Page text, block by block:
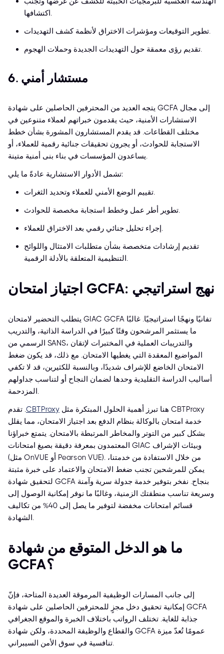
اكتشافها.
تطوير التوقيعات ومؤشرات الاختراق لأنظمة كشف التهديدات.
تقديم رؤى معمقة حول التهديدات الجديدة وحملات الهجوم.
6. مستشار أمني
يتجه العديد من المحترفين الحاصلين على شهادة GCFA إلى مجال
الاستشارات الأمنية، حيث يقدمون خبراتهم لعملاء متنوعين في
مختلف القطاعات. قد يقدم المستشارون المشورة بشأن خطط
الاستجابة للحوادث، أو يجرون تحقيقات جنائية رقمية للعملاء، أو
يساعدون المؤسسات في بناء بنى أمنية متينة.
تشمل الأدوار الاستشارية عادةً ما يلي:
تقييم الوضع الأمني للعملاء وتحديد الثغرات.
تطوير أطر عمل وخطط استجابة مخصصة للحوادث.
إجراء تحليل جنائي رقمي بعد الاختراق للعملاء.
تقديم إرشادات متخصصة بشأن متطلبات الامتثال واللوائح
التنظيمية المتعلقة بالأدلة الرقمية.
اجتياز امتحان GCFA: نهج استراتيجي
يتطلب التحضير لامتحان GIAC GCFA تفانيًا ونهجًا استراتيجيًا. غالبًا
ما يستثمر المرشحون وقتًا كبيرًا في الدراسة الذاتية، والتدريب
الرسمي من SANS، والتدريبات العملية في المختبرات لإتقان
المواضيع المعقدة التي يغطيها الامتحان. مع ذلك، قد يكون ضغط
الامتحان الخاضع للإشراف شديدًا، وبالنسبة للكثيرين، قد لا تكفي
أساليب الدراسة التقليدية وحدها لضمان النجاح أو لتناسب جداولهم
المزدحمة.
هنا تبرز أهمية الحلول المبتكرة مثل CBTProxy. تقدم CBTProxy
خدمة امتحان بالوكالة بنظام الدفع بعد اجتياز الامتحان، مما يقلل
بشكل كبير من التوتر والمخاطر المرتبطة بالامتحان. يتمتع خبراؤنا
المعتمدون بمعرفة دقيقة بصيغ امتحانات GIAC وبيئات الإشراف
(مثل OnVUE أو Pearson VUE). من خلال الاستفادة من خدمتنا،
يمكن للمرشحين تجنب ضغط الامتحان والاعتماد على خبرة مثبتة
لتحقيق شهادة GCFA بنجاح. نفخر بتوفير خدمة جدولة سرية وآمنة
وسريعة تناسب منطقتك الزمنية، وغالبًا ما نوفر إمكانية الوصول إلى
قسائم امتحانات مخفضة لتوفير ما يصل إلى 40% من تكاليف
الشهادة.
ما هو الدخل المتوقع من شهادة
GCFA؟
إلى جانب المسارات الوظيفية المرموقة العديدة المتاحة، فإنّ
إمكانية تحقيق دخل مجزٍ للمحترفين الحاصلين على شهادة GCFA
جذابة للغاية. تختلف الرواتب باختلاف الخبرة والموقع الجغرافي
والقطاع والوظيفة المحددة، ولكن شهادة GCFA عمومًا تُعدّ ميزة
تنافسية في سوق الأمن السيبراني.